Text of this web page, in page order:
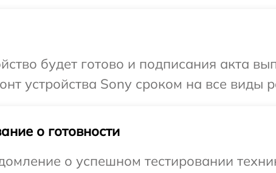
будет готово и подписания акта
устройства Sony сроком на все виды
о готовности
о успешном тестировании